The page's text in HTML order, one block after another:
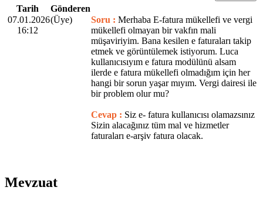
Tarih
Gönderen
07.01.2026
16:12
(Üye) Soru : Merhaba E-fatura mükellefi ve vergi
mükellefi olmayan bir vakfın mali
müşaviriyim. Bana kesilen e faturaları takip
etmek ve görüntülemek istiyorum. Luca
kullanıcısıyım e fatura modülünü alsam
ilerde e fatura mükellefi olmadığım için her
hangi bir sorun yaşar mıyım. Vergi dairesi ile
bir problem olur mu?
Cevap : Siz e- fatura kullanıcısı olamazsınız
Sizin alacağınız tüm mal ve hizmetler
faturaları e-arşiv fatura olacak.
Mevzuat